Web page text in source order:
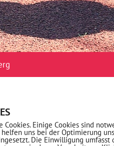
Cookies. Einige Cookies sind
uns bei der Optimierung
Die Einwilligung